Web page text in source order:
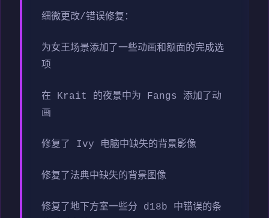
细微更改/错误修复：
为女王场景添加了一些动画和额面的完成选
项
在 Krait 的夜景中为 Fangs 添加了动
画
修复了 Ivy 电脑中缺失的背景影像
修复了法典中缺失的背景图像
修复了地下方室一些分 d18b 中错误的条